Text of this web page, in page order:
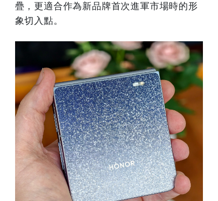
疊，更適合作為新品牌首次進軍市場時的形
象切入點。